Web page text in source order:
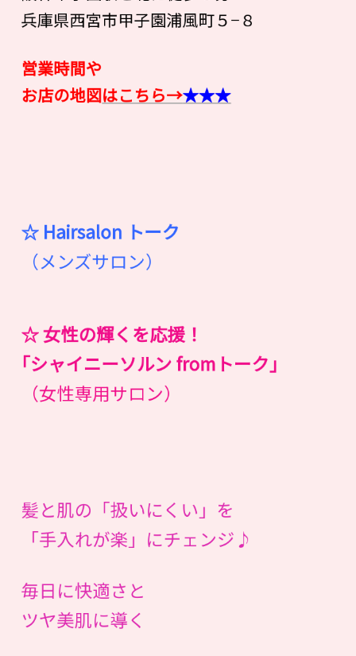
兵庫県西宮市甲子園浦風町５−８
営業時間や
お店の地図はこちら→★★★
☆ Hairsalon トーク
（メンズサロン）
☆ 女性の輝くを応援！
｢シャイニーソルン fromトーク｣
（女性専用サロン）
髪と肌の「扱いにくい」を
「手入れが楽」にチェンジ♪
毎日に快適さと
ツヤ美肌に導く